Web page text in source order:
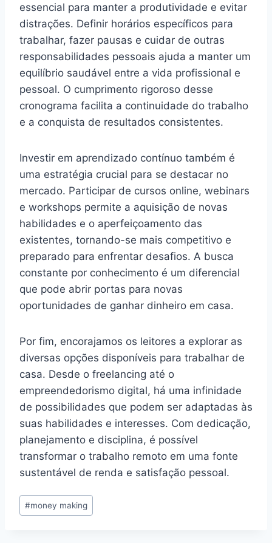
essencial para manter a produtividade e evitar
distrações. Definir horários específicos para
trabalhar, fazer pausas e cuidar de outras
responsabilidades pessoais ajuda a manter um
equilíbrio saudável entre a vida profissional e
pessoal. O cumprimento rigoroso desse
cronograma facilita a continuidade do trabalho
e a conquista de resultados consistentes.
Investir em aprendizado contínuo também é
uma estratégia crucial para se destacar no
mercado. Participar de cursos online, webinars
e workshops permite a aquisição de novas
habilidades e o aperfeiçoamento das
existentes, tornando-se mais competitivo e
preparado para enfrentar desafios. A busca
constante por conhecimento é um diferencial
que pode abrir portas para novas
oportunidades de ganhar dinheiro em casa.
Por fim, encorajamos os leitores a explorar as
diversas opções disponíveis para trabalhar de
casa. Desde o freelancing até o
empreendedorismo digital, há uma infinidade
de possibilidades que podem ser adaptadas às
suas habilidades e interesses. Com dedicação,
planejamento e disciplina, é possível
transformar o trabalho remoto em uma fonte
sustentável de renda e satisfação pessoal.
Tags
do
#money making